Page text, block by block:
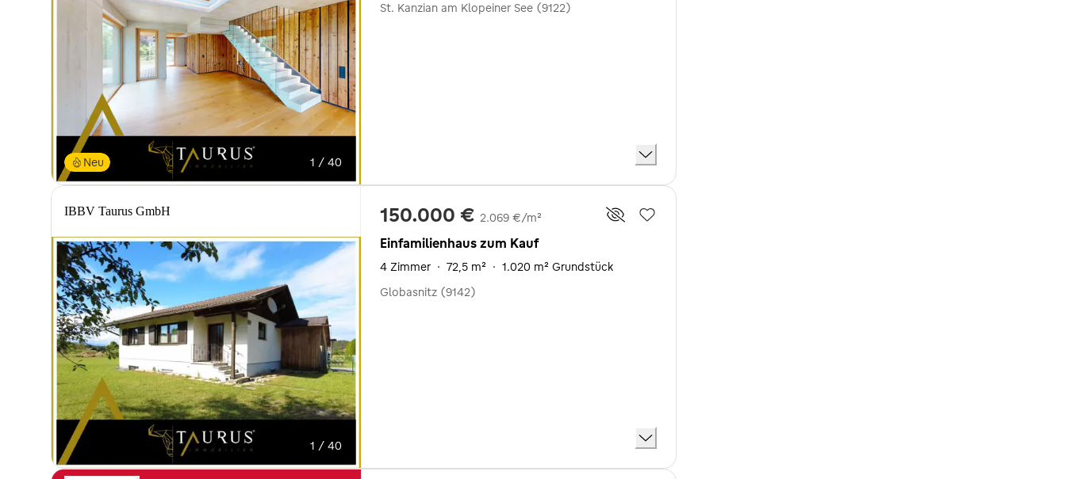
1 / 40
Neu
St. Kanzian am Klopeiner See (9122)
IBBV Taurus GmbH
1 / 40
150.000 € 2.069 €/m²
Einfamilienhaus zum Kauf
4 Zimmer · 72,5 m² · 1.020 m² Grundstück
Globasnitz (9142)